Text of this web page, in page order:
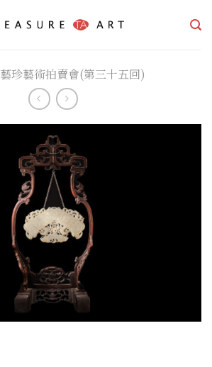
藝珍藝術拍賣會(第三十五回)